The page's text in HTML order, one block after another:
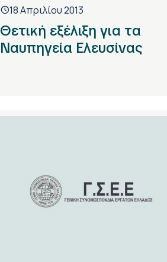
18 Απριλίου 2013
Θετική εξέλιξη για τα
Ναυπηγεία Ελευσίνας